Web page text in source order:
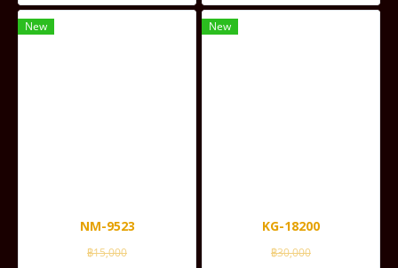
New
NM-9523
฿15,000
New
KG-18200
฿30,000